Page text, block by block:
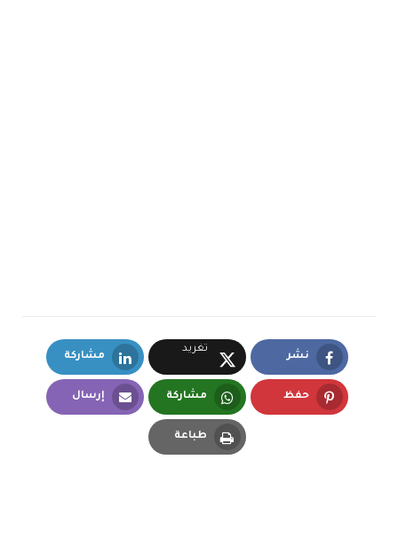
نشر
Facebook
تغريد
X.com
مشاركة
LinkedIn
حفظ مشاركة
Whatsapp
إرسال
طباعة